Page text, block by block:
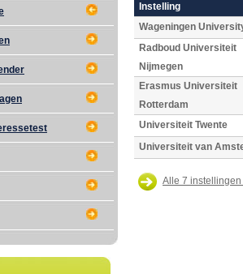
Instelling
Wageningen
Radboud Universiteit
Nijmegen
Erasmus Universiteit
Rotterdam
Universiteit Twente
Universiteit van
Alle 7